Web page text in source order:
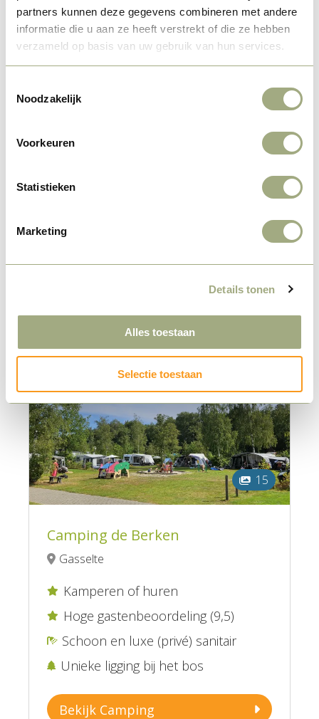
partners kunnen deze gegevens combineren met andere
informatie die u aan ze heeft verstrekt of die ze hebben
verzameld op basis van uw gebruik van hun services.
Noodzakelijk
Voorkeuren
Statistieken
Marketing
Details tonen
Alles toestaan
Selectie toestaan
15
Vakantieoord de Bronzen Emmer
het bos
 Zwembad
Bekijk Camping
15
Camping de Berken
Gasselte
 Kamperen of huren
 Schoon en luxe (privé) sanitair
 Hoge gastenbeoordeling (9,5)
 Unieke ligging bij het bos
Bekijk Camping